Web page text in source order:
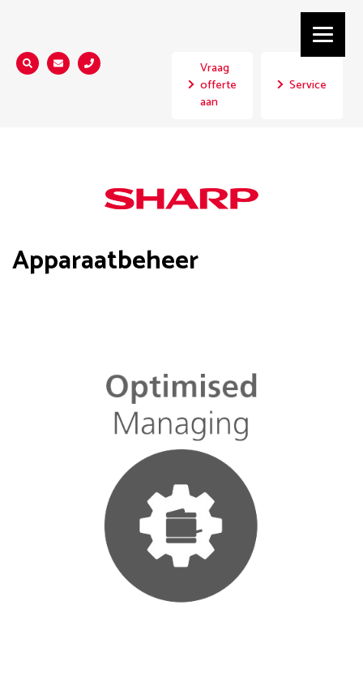
Zoeken...
Vraag
offerte
aan
Service
Apparaatbeheer